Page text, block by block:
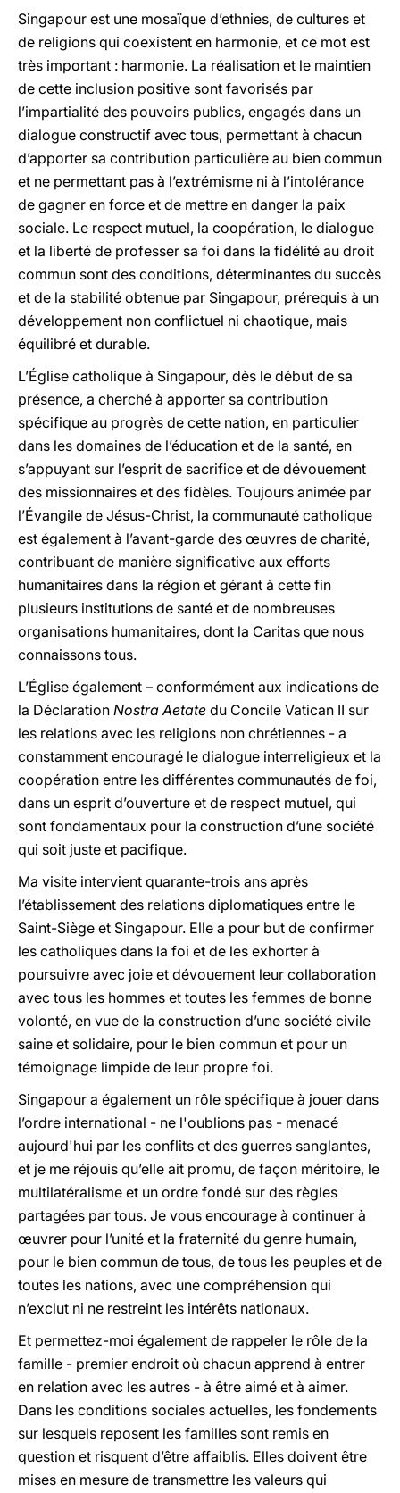
Singapour est une mosaïque d’ethnies, de cultures et
de religions qui coexistent en harmonie, et ce mot est
très important : harmonie. La réalisation et le maintien
de cette inclusion positive sont favorisés par
l’impartialité des pouvoirs publics, engagés dans un
dialogue constructif avec tous, permettant à chacun
d’apporter sa contribution particulière au bien commun
et ne permettant pas à l’extrémisme ni à l’intolérance
de gagner en force et de mettre en danger la paix
sociale. Le respect mutuel, la coopération, le dialogue
et la liberté de professer sa foi dans la fidélité au droit
commun sont des conditions, déterminantes du succès
et de la stabilité obtenue par Singapour, prérequis à un
développement non conflictuel ni chaotique, mais
équilibré et durable.
L’Église catholique à Singapour, dès le début de sa
présence, a cherché à apporter sa contribution
spécifique au progrès de cette nation, en particulier
dans les domaines de l’éducation et de la santé, en
s’appuyant sur l’esprit de sacrifice et de dévouement
des missionnaires et des fidèles. Toujours animée par
l’Évangile de Jésus-Christ, la communauté catholique
est également à l’avant-garde des œuvres de charité,
contribuant de manière significative aux efforts
humanitaires dans la région et gérant à cette fin
plusieurs institutions de santé et de nombreuses
organisations humanitaires, dont la Caritas que nous
connaissons tous.
L’Église également – conformément aux indications de
la Déclaration Nostra Aetate du Concile Vatican II sur
les relations avec les religions non chrétiennes - a
constamment encouragé le dialogue interreligieux et la
coopération entre les différentes communautés de foi,
dans un esprit d’ouverture et de respect mutuel, qui
sont fondamentaux pour la construction d’une société
qui soit juste et pacifique.
Ma visite intervient quarante-trois ans après
l’établissement des relations diplomatiques entre le
Saint-Siège et Singapour. Elle a pour but de confirmer
les catholiques dans la foi et de les exhorter à
poursuivre avec joie et dévouement leur collaboration
avec tous les hommes et toutes les femmes de bonne
volonté, en vue de la construction d’une société civile
saine et solidaire, pour le bien commun et pour un
témoignage limpide de leur propre foi.
Singapour a également un rôle spécifique à jouer dans
l’ordre international - ne l'oublions pas - menacé
aujourd'hui par les conflits et des guerres sanglantes,
et je me réjouis qu’elle ait promu, de façon méritoire, le
multilatéralisme et un ordre fondé sur des règles
partagées par tous. Je vous encourage à continuer à
œuvrer pour l’unité et la fraternité du genre humain,
pour le bien commun de tous, de tous les peuples et de
toutes les nations, avec une compréhension qui
n’exclut ni ne restreint les intérêts nationaux.
Et permettez-moi également de rappeler le rôle de la
famille - premier endroit où chacun apprend à entrer
en relation avec les autres - à être aimé et à aimer.
Dans les conditions sociales actuelles, les fondements
sur lesquels reposent les familles sont remis en
question et risquent d’être affaiblis. Elles doivent être
mises en mesure de transmettre les valeurs qui